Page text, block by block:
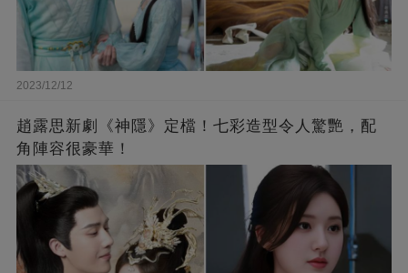
2023/12/12
趙露思新劇《神隱》定檔！七彩造型令人驚艷，配
角陣容很豪華！